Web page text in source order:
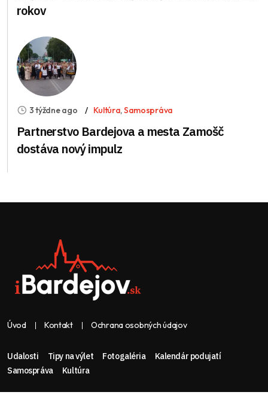
rokov
3 týždne ago Kultúra,Samospráva
Partnerstvo Bardejova a mesta Zamošč
dostáva nový impulz
Úvod Kontakt Ochrana osobných údajov
Udalosti Tipy na výlet Fotogaléria
Kalendár podujatí
Samospráva
Kultúra